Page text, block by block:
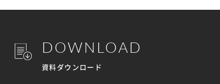
DOWNLOAD
資料ダウンロード